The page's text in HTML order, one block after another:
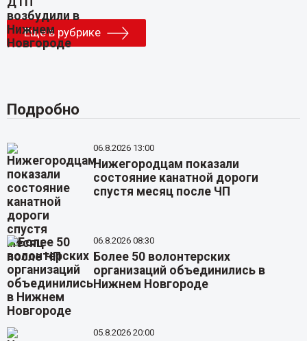
Еще в рубрике
Подробно
06.8.2026 13:00
Нижегородцам показали
состояние канатной дороги
спустя месяц после ЧП
06.8.2026 08:30
Более 50 волонтерских
организаций объединились в
Нижнем Новгороде
05.8.2026 20:00